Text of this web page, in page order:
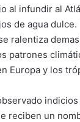
al infundir al
de agua
ralentiza
patrones
Europa y los
reciben un